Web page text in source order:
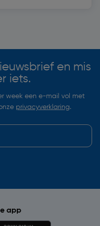
en mis
iets.
week een e-mail vol met
privacyverklaring.
app